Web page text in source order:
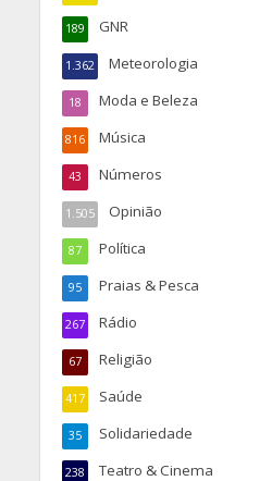
GNR
189
Meteorologia
1.362
Moda e Beleza
18
Música
816
Números
43
Opinião
1.505
Política
87
Praias & Pesca
95
Rádio
267
Religião
67
Saúde
417
Solidariedade
35
Teatro & Cinema
238